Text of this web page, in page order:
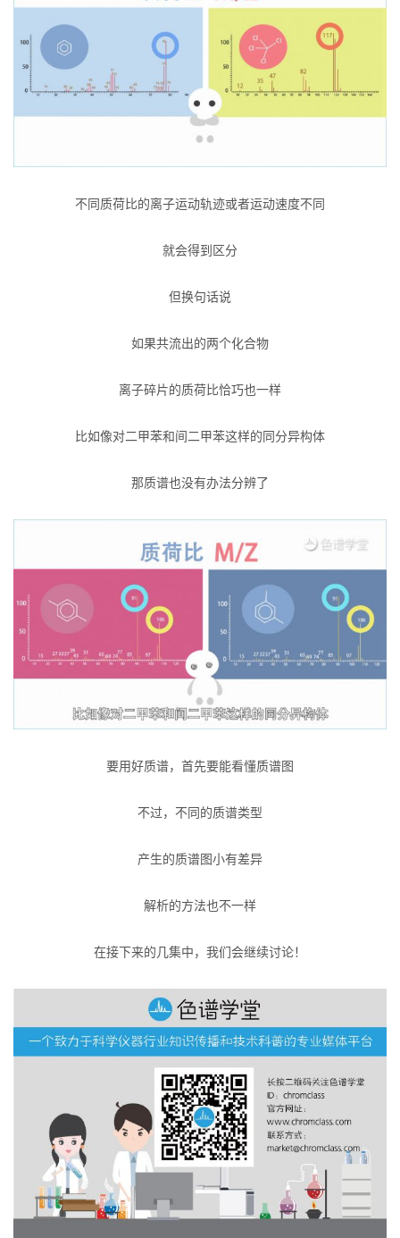
不同质荷比的离子运动轨迹或者运动速度不同
就会得到区分
但换句话说
如果共流出的两个化合物
离子碎片的质荷比恰巧也一样
比如像对二甲苯和间二甲苯这样的同分异构体
那质谱也没有办法分辨了
要用好质谱，首先要能看懂质谱图
不过，不同的质谱类型
产生的质谱图小有差异
解析的方法也不一样
在接下来的几集中，我们会继续讨论！